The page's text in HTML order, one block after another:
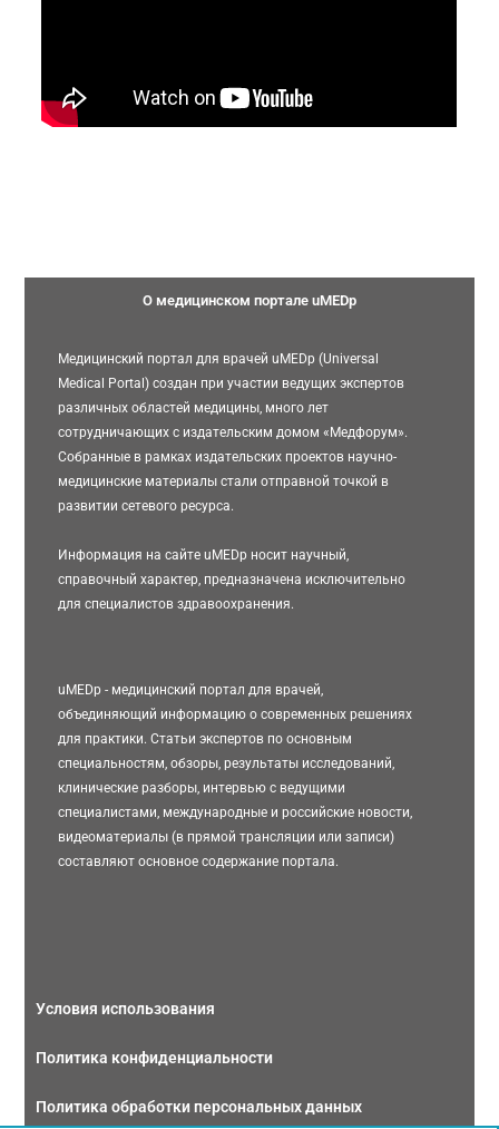
О медицинском портале uMEDp
Медицинский портал для врачей uMEDp (Universal
Medical Portal) создан при участии ведущих экспертов
различных областей медицины, много лет
сотрудничающих с издательским домом «Медфорум».
Собранные в рамках издательских проектов научно-
медицинские материалы стали отправной точкой в
развитии сетевого ресурса.
Информация на сайте uMEDp носит научный,
справочный характер, предназначена исключительно
для специалистов здравоохранения.
uMEDp - медицинский портал для врачей,
объединяющий информацию о современных решениях
для практики. Статьи экспертов по основным
специальностям, обзоры, результаты исследований,
клинические разборы, интервью с ведущими
специалистами, международные и российские новости,
видеоматериалы (в прямой трансляции или записи)
составляют основное содержание портала.
Условия использования
Политика конфиденциальности
Политика обработки персональных данных